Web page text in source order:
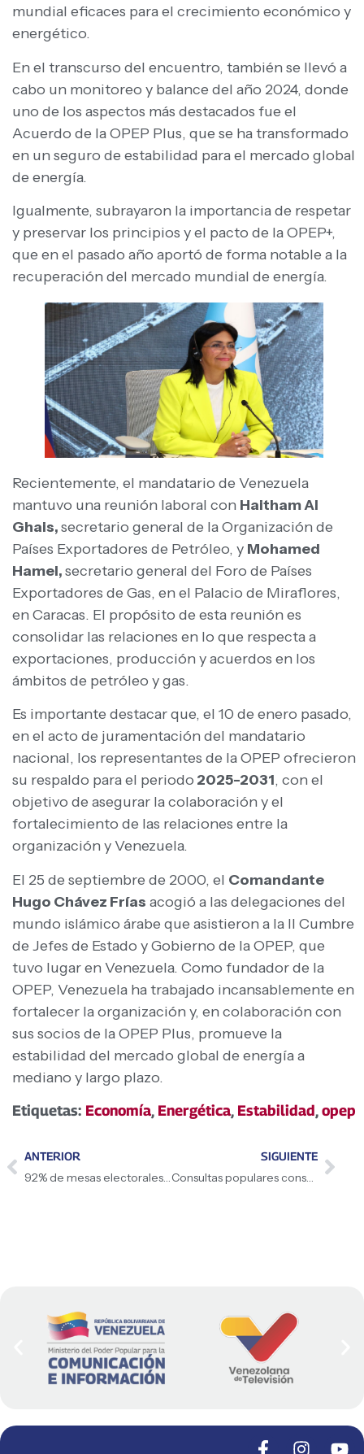
mundial eficaces para el crecimiento económico y
energético.
En el transcurso del encuentro, también se llevó a
cabo un monitoreo y balance del año 2024, donde
uno de los aspectos más destacados fue el
Acuerdo de la OPEP Plus, que se ha transformado
en un seguro de estabilidad para el mercado global
de energía.
Igualmente, subrayaron la importancia de respetar
y preservar los principios y el pacto de la OPEP+,
que en el pasado año aportó de forma notable a la
recuperación del mercado mundial de energía.
Recientemente, el mandatario de Venezuela
mantuvo una reunión laboral con Haitham Al
Ghais,secretario general de la Organización de
Países Exportadores de Petróleo, y Mohamed
Hamel,secretario general del Foro de Países
Exportadores de Gas, en el Palacio de Miraflores,
en Caracas. El propósito de esta reunión es
consolidar las relaciones en lo que respecta a
exportaciones, producción y acuerdos en los
ámbitos de petróleo y gas.
Es importante destacar que, el 10 de enero pasado,
en el acto de juramentación del mandatario
nacional, los representantes de la OPEP ofrecieron
su respaldo para el periodo 2025-2031, con el
objetivo de asegurar la colaboración y el
fortalecimiento de las relaciones entre la
organización y Venezuela.
El 25 de septiembre de 2000, el Comandante
Hugo Chávez Frías acogió a las delegaciones del
mundo islámico árabe que asistieron a la II Cumbre
de Jefes de Estado y Gobierno de la OPEP, que
tuvo lugar en Venezuela. Como fundador de la
OPEP, Venezuela ha trabajado incansablemente en
fortalecer la organización y, en colaboración con
sus socios de la OPEP Plus, promueve la
estabilidad del mercado global de energía a
mediano y largo plazo.
Etiquetas: Economía, Energética, Estabilidad,opep
ANTERIOR
92% de mesas electorales para consulta popular
SIGUIENTE
Consultas populares consolidan la democracia